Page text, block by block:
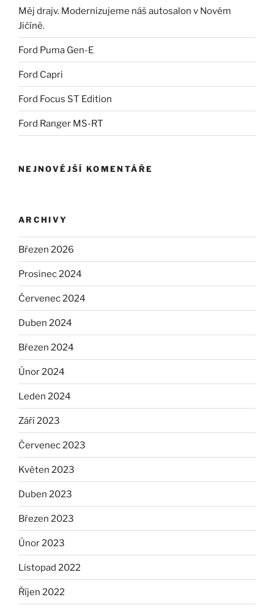
Měj drajv. Modernizujeme náš autosalon v Novém
Jičíně.
Ford Puma Gen-E
Ford Capri
Ford Focus ST Edition
Ford Ranger MS-RT
NEJNOVĚJŠÍ KOMENTÁŘE
ARCHIVY
Březen 2026
Prosinec 2024
Červenec 2024
Duben 2024
Březen 2024
Únor 2024
Leden 2024
Září 2023
Červenec 2023
Květen 2023
Duben 2023
Březen 2023
Únor 2023
Listopad 2022
Říjen 2022